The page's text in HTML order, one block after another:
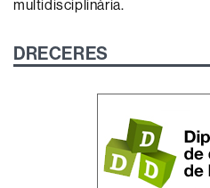
multidisciplinària.
DRECERES